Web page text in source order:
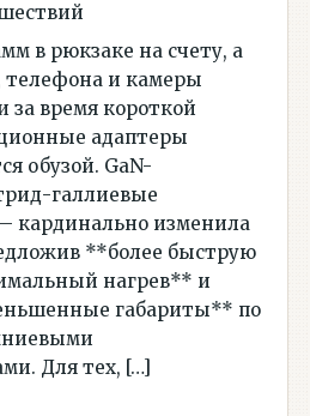
в рюкзаке на счету, а
телефона и камеры
за время короткой
адаптеры
обузой. GaN-
галлиевые
кардинально изменила
**более быструю
нагрев** и
габариты** по
Для тех, […]